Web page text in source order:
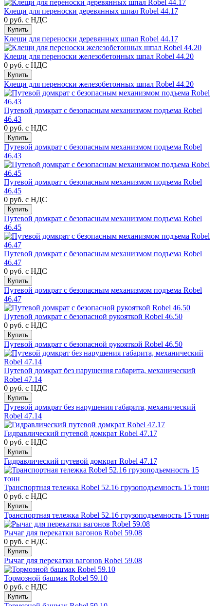
Клещи для переноски деревянных шпал Robel 44.17
0 руб. с НДС
Купить
Клещи для переноски деревянных шпал Robel 44.17
Клещи для переноски железобетонных шпал Robel 44.20
0 руб. с НДС
Купить
Клещи для переноски железобетонных шпал Robel 44.20
Путевой домкрат с безопасным механизмом подъема Robel
46.43
0 руб. с НДС
Купить
Путевой домкрат с безопасным механизмом подъема Robel
46.43
Путевой домкрат с безопасным механизмом подъема Robel
46.45
0 руб. с НДС
Купить
Путевой домкрат с безопасным механизмом подъема Robel
46.45
Путевой домкрат с безопасным механизмом подъема Robel
46.47
0 руб. с НДС
Купить
Путевой домкрат с безопасным механизмом подъема Robel
46.47
Путевой домкрат с безопасной рукояткой Robel 46.50
0 руб. с НДС
Купить
Путевой домкрат с безопасной рукояткой Robel 46.50
Путевой домкрат без нарушения габарита, механический
Robel 47.14
0 руб. с НДС
Купить
Путевой домкрат без нарушения габарита, механический
Robel 47.14
Гидравлический путевой домкрат Robel 47.17
0 руб. с НДС
Купить
Гидравлический путевой домкрат Robel 47.17
Транспортная тележка Robel 52.16 грузоподъемность 15 тонн
0 руб. с НДС
Купить
Транспортная тележка Robel 52.16 грузоподъемность 15 тонн
Рычаг для перекатки вагонов Robel 59.08
0 руб. с НДС
Купить
Рычаг для перекатки вагонов Robel 59.08
Тормозной башмак Robel 59.10
0 руб. с НДС
Купить